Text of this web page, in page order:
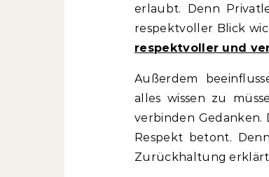
erlaubt. Denn
respektvoller Blick
respektvoller und
Außerdem
alles wissen zu
verbinden Gedanken.
Respekt betont.
Zurückhaltung